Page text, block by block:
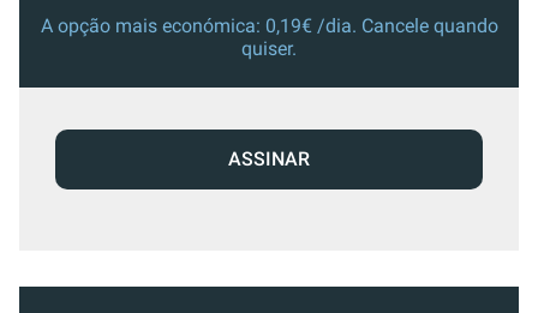
A opção mais económica: 0,19€ /dia. Cancele quando
quiser.
ASSINAR